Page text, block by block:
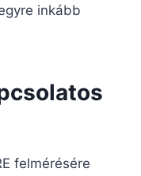
inkább
felmérésére